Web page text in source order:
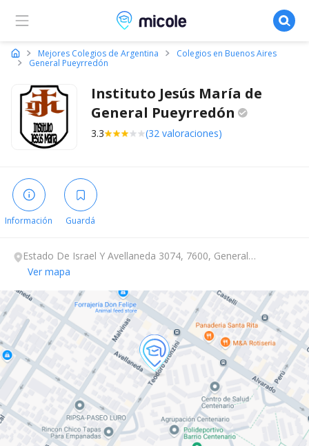
Micole, buscador de colegios
Mejores Colegios de Argentina
Colegios en Buenos Aires
General Pueyrredón
Instituto Jesús María de
General Pueyrredón
3.3 (32 valoraciones)
Información Guardá
Estado De Israel Y Avellaneda 3074, 7600, General
Pueyrredón, Buenos Aires.
Ver mapa